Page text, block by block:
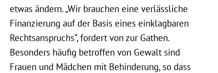
etwas ändern. „Wir brauchen eine verlässliche
Finanzierung auf der Basis eines einklagbaren
Rechtsanspruchs“, fordert von zur Gathen.
Besonders häufig betroffen von Gewalt sind
Frauen und Mädchen mit Behinderung, so dass